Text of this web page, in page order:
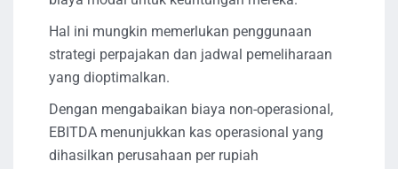
Hal ini mungkin memerlukan penggunaan
strategi perpajakan dan jadwal pemeliharaan
yang dioptimalkan.
Dengan mengabaikan biaya non-operasional,
EBITDA menunjukkan kas operasional yang
dihasilkan perusahaan per rupiah